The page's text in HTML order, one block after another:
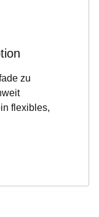
zu
flexibles,